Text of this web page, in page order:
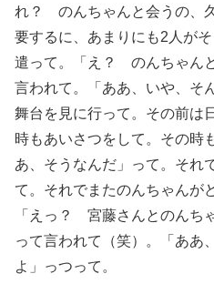
れ？ のんちゃんと会うの、
要するに、あまりにも2人が
遣って。「え？ のんちゃん
言われて。「ああ、いや、そ
舞台を見に行って。その前は
時もあいさつをして。その時
あ、そうなんだ」って。それ
て。それでまたのんちゃんが
「えっ？ 宮藤さんとのんち
って言われて（笑）。「ああ
よ」っつって。